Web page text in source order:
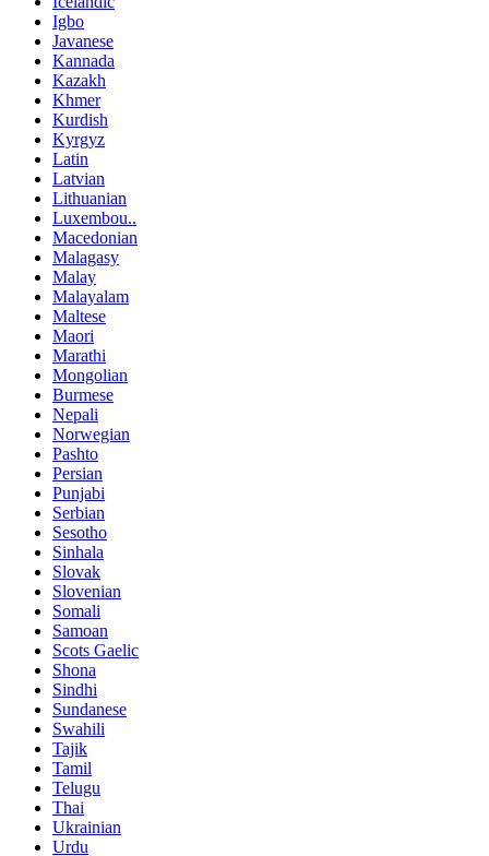
Igbo
Javanese
Kannada
Kazakh
Khmer
Kurdish
Kyrgyz
Latin
Latvian
Lithuanian
Luxembou..
Macedonian
Malagasy
Malay
Malayalam
Maltese
Maori
Marathi
Mongolian
Burmese
Nepali
Norwegian
Pashto
Persian
Punjabi
Serbian
Sesotho
Sinhala
Slovak
Slovenian
Somali
Samoan
Scots Gaelic
Shona
Sindhi
Sundanese
Swahili
Tajik
Tamil
Telugu
Thai
Ukrainian
Urdu